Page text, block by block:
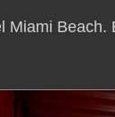
Beach.